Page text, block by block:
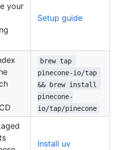
your
Setup guide
brew tap
pinecone-io/tap
&& brew install
pinecone-
io/tap/pinecone
Install uv